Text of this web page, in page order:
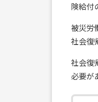
険給付
被災労
社会復
社会復
必要が